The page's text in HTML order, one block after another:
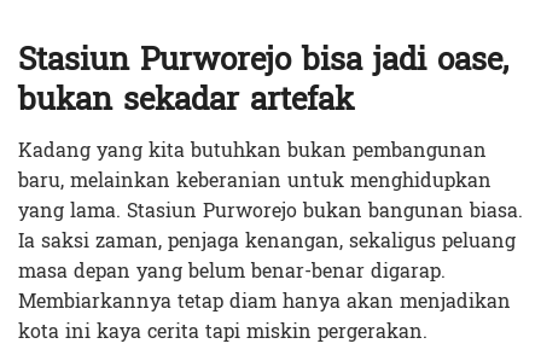
Stasiun Purworejo bisa jadi oase,
bukan sekadar artefak
Kadang yang kita butuhkan bukan pembangunan
baru, melainkan keberanian untuk menghidupkan
yang lama. Stasiun Purworejo bukan bangunan biasa.
Ia saksi zaman, penjaga kenangan, sekaligus peluang
masa depan yang belum benar-benar digarap.
Membiarkannya tetap diam hanya akan menjadikan
kota ini kaya cerita tapi miskin pergerakan.